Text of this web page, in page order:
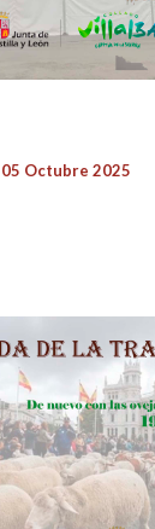
05 Octubre 2025